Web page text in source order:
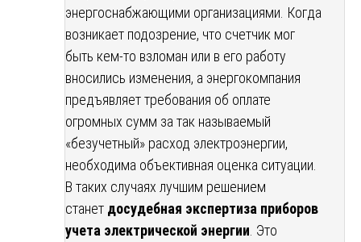
энергоснабжающими организациями. Когда
возникает подозрение, что счетчик мог
быть кем-то взломан или в его работу
вносились изменения, а энергокомпания
предъявляет требования об оплате
огромных сумм за так называемый
«безучетный» расход электроэнергии,
необходима объективная оценка ситуации.
В таких случаях лучшим решением
станет досудебная экспертиза приборов
учета электрической энергии . Это